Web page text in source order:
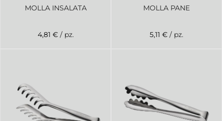
MOLLA INSALATA
4,81 € / pz.
MOLLA PANE
5,11 € / pz.